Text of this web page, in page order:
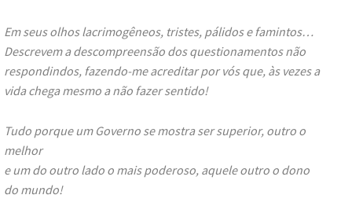
Em seus olhos lacrimogêneos, tristes, pálidos e famintos…
Descrevem a descompreensão dos questionamentos não
respondindos, fazendo-me acreditar por vós que, às vezes a
vida chega mesmo a não fazer sentido!
Tudo porque um Governo se mostra ser superior, outro o
melhor
e um do outro lado o mais poderoso, aquele outro o dono
do mundo!